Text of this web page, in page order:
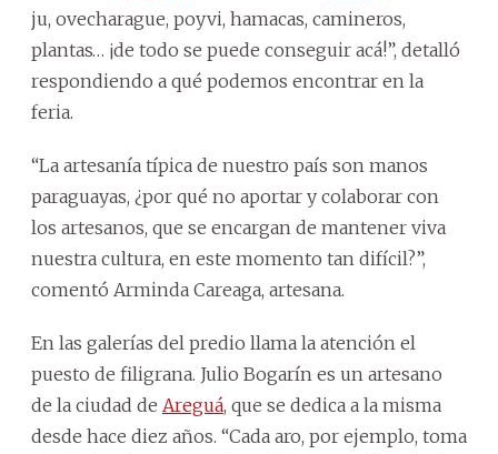
ju, ovecharague, poyvi, hamacas, camineros,
plantas… ¡de todo se puede conseguir acá!”, detalló
respondiendo a qué podemos encontrar en la
feria.
“La artesanía típica de nuestro país son manos
paraguayas, ¿por qué no aportar y colaborar con
los artesanos, que se encargan de mantener viva
nuestra cultura, en este momento tan difícil?”,
comentó Arminda Careaga, artesana.
En las galerías del predio llama la atención el
puesto de filigrana. Julio Bogarín es un artesano
de la ciudad de Areguá, que se dedica a la misma
desde hace diez años. “Cada aro, por ejemplo, toma